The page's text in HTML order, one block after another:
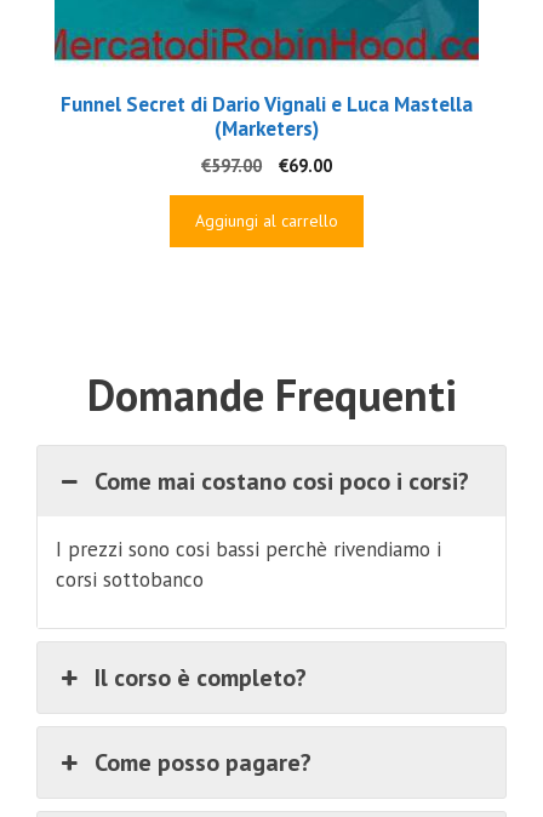
Funnel Secret di Dario Vignali e Luca Mastella
(Marketers)
€597.00
Il
originale
€69.00Il
attuale
Aggiungi al carrello
Domande Frequenti
Come mai costano cosi poco i corsi?
I prezzi sono cosi bassi perchè rivendiamo i
corsi sottobanco
Il corso è completo?
Come posso pagare?